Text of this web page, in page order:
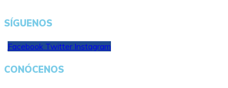
SÍGUENOS
Facebook Twitter Instagram
CONÓCENOS